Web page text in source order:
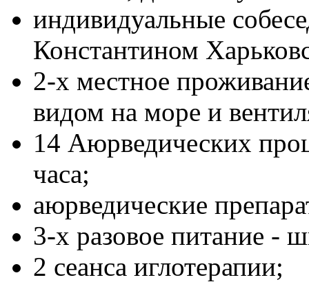
индивидуальные
Константином
2-х местное
видом на море и
14 Аюрведических
часа;
аюрведические
3-х разовое питание -
2 сеанса иглотерапии;